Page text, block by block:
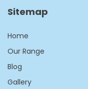
Sitemap
Home
Our Range
Blog
Gallery